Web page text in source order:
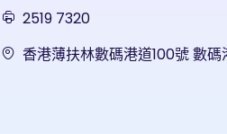
2519 7320
香港薄扶林數碼港道100號 數碼